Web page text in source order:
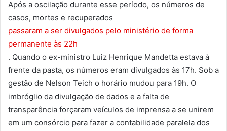
Após a oscilação durante esse período, os números de
casos, mortes e recuperados
passaram a ser divulgados pelo ministério de forma
permanente às 22h
. Quando o ex-ministro Luiz Henrique Mandetta estava à
frente da pasta, os números eram divulgados às 17h. Sob a
gestão de Nelson Teich o horário mudou para 19h. O
imbróglio da divulgação de dados e a falta de
transparência forçaram veículos de imprensa a se unirem
em um consórcio para fazer a contabilidade paralela dos